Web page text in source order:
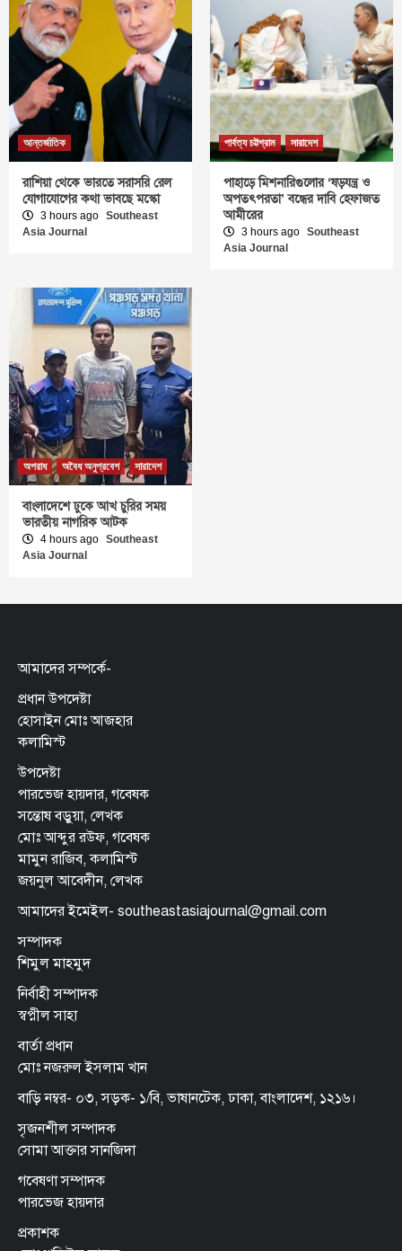
আন্তর্জাতিক
রাশিয়া থেকে ভারতে সরাসরি রেল
যোগাযোগের কথা ভাবছে মস্কো
3 hours ago Southeast
Asia Journal
পার্বত্য চট্টগ্রাম সারাদেশ
পাহাড়ে মিশনারিগুলোর ‘ষড়যন্ত্র ও
অপতৎপরতা’ বন্ধের দাবি হেফাজত
আমীরের
3 hours ago Southeast
Asia Journal
অপরাধ অবৈধ অনুপ্রবেশ সারাদেশ
বাংলাদেশে ঢুকে আখ চুরির সময়
ভারতীয় নাগরিক আটক
4 hours ago Southeast
Asia Journal
আমাদের সম্পর্কে-
প্রধান উপদেষ্টা
হোসাইন মোঃ আজহার
কলামিস্ট
উপদেষ্টা
পারভেজ হায়দার, গবেষক
সন্তোষ বড়ুয়া, লেখক
মোঃ আব্দুর রউফ, গবেষক
মামুন রাজিব, কলামিস্ট
জয়নুল আবেদীন, লেখক
আমাদের ইমেইল- southeastasiajournal@gmail.com
সম্পাদক
শিমুল মাহমুদ
নির্বাহী সম্পাদক
স্বপ্নীল সাহা
বার্তা প্রধান
মোঃ নজরুল ইসলাম খান
বাড়ি নম্বর- ০৩, সড়ক- ১/বি, ভাষানটেক, ঢাকা, বাংলাদেশ, ১২১৬।
সৃজনশীল সম্পাদক
সোমা আক্তার সানজিদা
গবেষণা সম্পাদক
পারভেজ হায়দার
প্রকাশক